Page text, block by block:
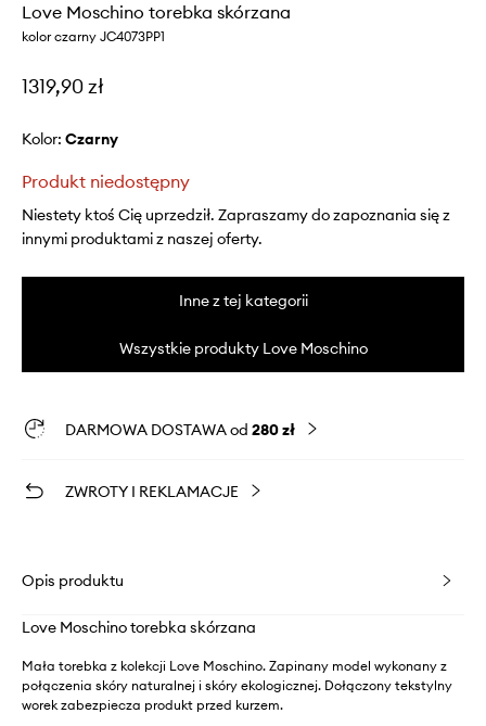
Love Moschino torebka skórzana
kolor czarny JC4073PP1
1319,90 zł
Kolor: czarny
Produkt niedostępny
Niestety ktoś Cię uprzedził. Zapraszamy do zapoznania się z
innymi produktami z naszej oferty.
Inne z tej kategorii
Wszystkie produkty Love Moschino
DARMOWA DOSTAWA od 280 zł
ZWROTY I REKLAMACJE
Opis produktu
Love Moschino torebka skórzana
Mała torebka z kolekcji Love Moschino. Zapinany model wykonany z
połączenia skóry naturalnej i skóry ekologicznej. Dołączony tekstylny
worek zabezpiecza produkt przed kurzem.